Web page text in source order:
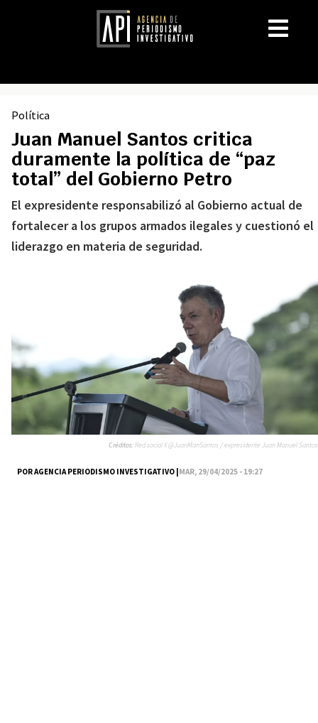
Política
Juan Manuel Santos critica
duramente la política de “paz
total” del Gobierno Petro
El expresidente responsabilizó al Gobierno actual de
fortalecer a los grupos armados ilegales y cuestionó el
liderazgo en materia de seguridad.
POR AGENCIA PERIODISMO INVESTIGATIVO |MAR, 29/04/2025 - 19:27
Créditos:Red social X @JuanManSantos / expresidente Juan Manuel Santos